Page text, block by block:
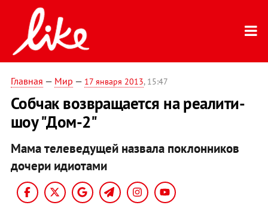
Главная — Мир — 17 января 2013, 15:47
Собчак возвращается на реалити-
шоу "Дом-2"
Мама телеведущей назвала поклонников
дочери идиотами